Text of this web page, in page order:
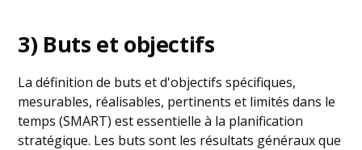
3) Buts et objectifs
La définition de buts et d'objectifs spécifiques,
mesurables, réalisables, pertinents et limités dans le
temps (SMART) est essentielle à la planification
stratégique. Les buts sont les résultats généraux que